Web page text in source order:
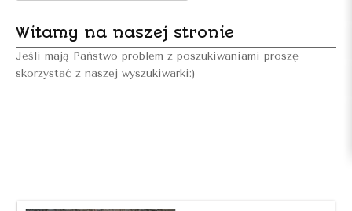
Witamy na naszej stronie
Jeśli mają Państwo problem z poszukiwaniami proszę
skorzystać z naszej wyszukiwarki:)